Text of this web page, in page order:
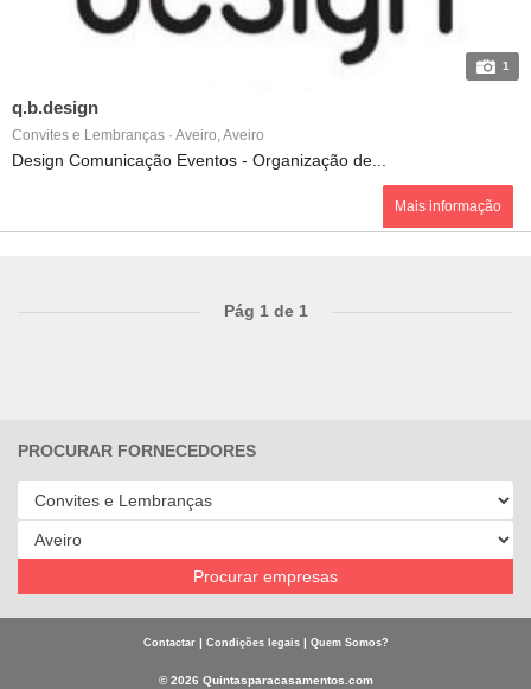
1
q.b.design
Convites e Lembranças · Aveiro, Aveiro
Design Comunicação Eventos - Organização de...
Mais informação
Pág 1 de 1
PROCURAR FORNECEDORES
Procurar empresas
Contactar| Condições legais| Quem Somos?
© 2026 Quintasparacasamentos.com